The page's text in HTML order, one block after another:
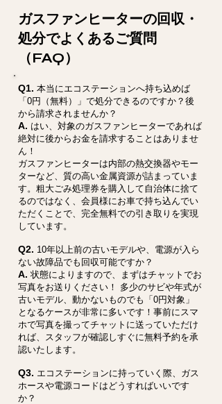
ガスファンヒーターの回収・
処分でよくあるご質問
（FAQ）
Q1. 本当にエコステーションへ持ち込めば
「0円（無料）」で処分できるのですか？後
から請求されませんか？
A. はい、対象のガスファンヒーターであれば
絶対に後からお金を請求することはありませ
ん！
ガスファンヒーターは内部の熱交換器やモー
ターなど、質の高い金属資源が詰まっていま
す。粗大ごみ処理券を購入して自治体に捨て
るのではなく、会員様にお車で持ち込んでい
ただくことで、完全無料での引き取りを実現
しています。
Q2. 10年以上前の古いモデルや、電源が入ら
ない故障品でも回収可能ですか？
A. 状態によりますので、まずはチャットでお
写真をお送りください！ 多少のサビや年式が
古いモデル、動かないものでも「0円対象」
となるケースが非常に多いです！事前にスマ
ホで写真を撮ってチャットに送っていただけ
れば、スタッフが確認しすぐに無料予約を承
認いたします。
Q3. エコステーションに持っていく際、ガス
ホースや電源コードはどうすればいいです
か？